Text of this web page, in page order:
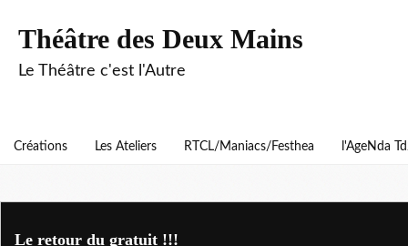
Théâtre des Deux Mains
Le Théâtre c'est l'Autre
Créations Les Ateliers RTCL/Maniacs/Festhea l'AgeNda
Le retour du gratuit !!!